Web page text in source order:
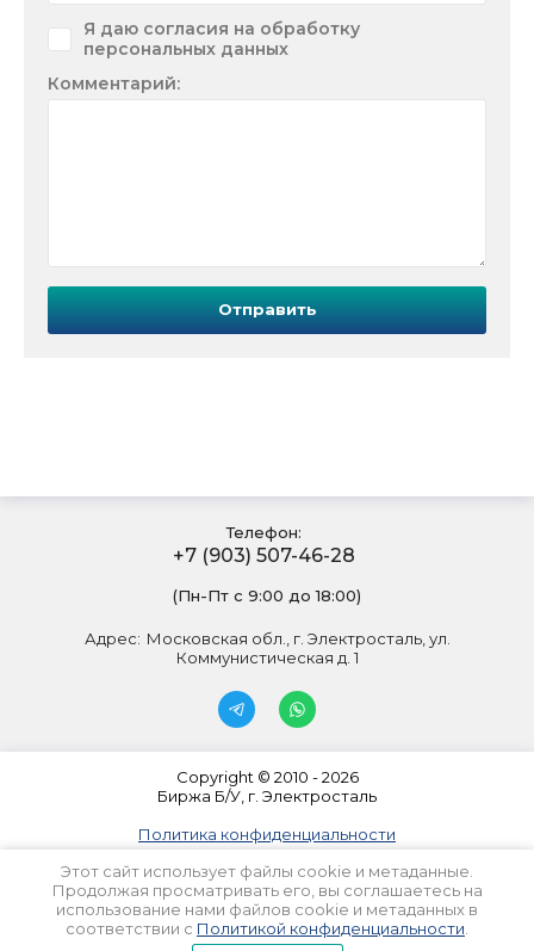
Этот сайт использует файлы cookie и метаданные.
Продолжая просматривать его, вы соглашаетесь на
использование нами файлов cookie и метаданных в
соответствии с Политикой конфиденциальности
Я даю согласия на обработку
персональных данных
Комментарий:
Отправить
Телефон:
+7 (903) 507-46-28
(Пн-Пт с 9:00 до 18:00)
Адрес: Московская обл., г. Электросталь, ул.
Коммунистическая д. 1
Copyright © 2010 - 2026
Биржа Б/У, г. Электросталь
Политика конфиденциальности